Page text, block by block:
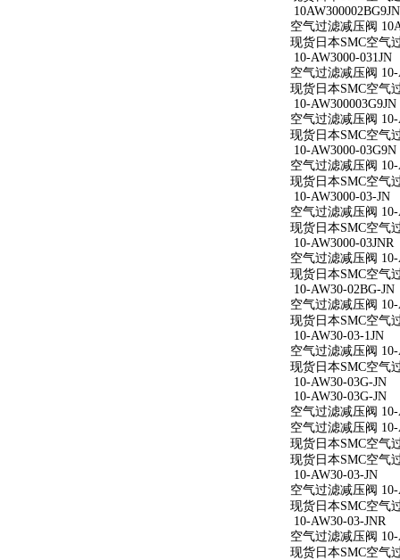
10AW300002BG9JN
空气过滤减压阀
现货日本SMC空气
10-AW3000-031JN
空气过滤减压阀 10-
现货日本SMC空气
10-AW300003G9JN
空气过滤减压阀 10-
现货日本SMC空气
10-AW3000-03G9N
空气过滤减压阀 10-
现货日本SMC空气
10-AW3000-03-JN
空气过滤减压阀 10-
现货日本SMC空气
10-AW3000-03JNR
空气过滤减压阀 10-
现货日本SMC空气
10-AW30-02BG-JN
空气过滤减压阀 10-
现货日本SMC空气
10-AW30-03-1JN
空气过滤减压阀 10-
现货日本SMC空气
10-AW30-03G-JN
10-AW30-03G-JN
空气过滤减压阀 10-
空气过滤减压阀 10-
现货日本SMC空气
现货日本SMC空气
10-AW30-03-JN
空气过滤减压阀 10-
现货日本SMC空气
10-AW30-03-JNR
空气过滤减压阀 10-
现货日本SMC空气